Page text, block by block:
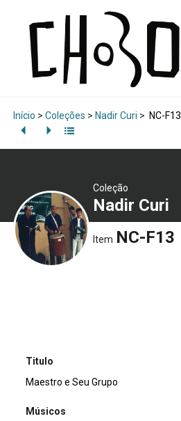
Início > Coleções > Nadir Curi > NC-F13
Coleção
Nadir Curi
Item NC-F13
Titulo
Maestro e Seu Grupo
Músicos